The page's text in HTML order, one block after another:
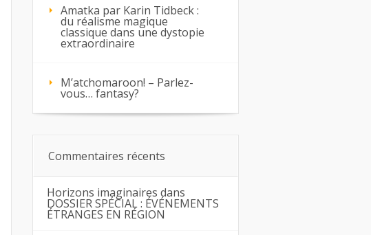
Amatka par Karin Tidbeck :
du réalisme magique
classique dans une dystopie
extraordinaire
M’atchomaroon! – Parlez-
vous… fantasy?
Commentaires récents
Horizons imaginaires dans
DOSSIER SPÉCIAL : ÉVÉNEMENTS
ÉTRANGES EN RÉGION